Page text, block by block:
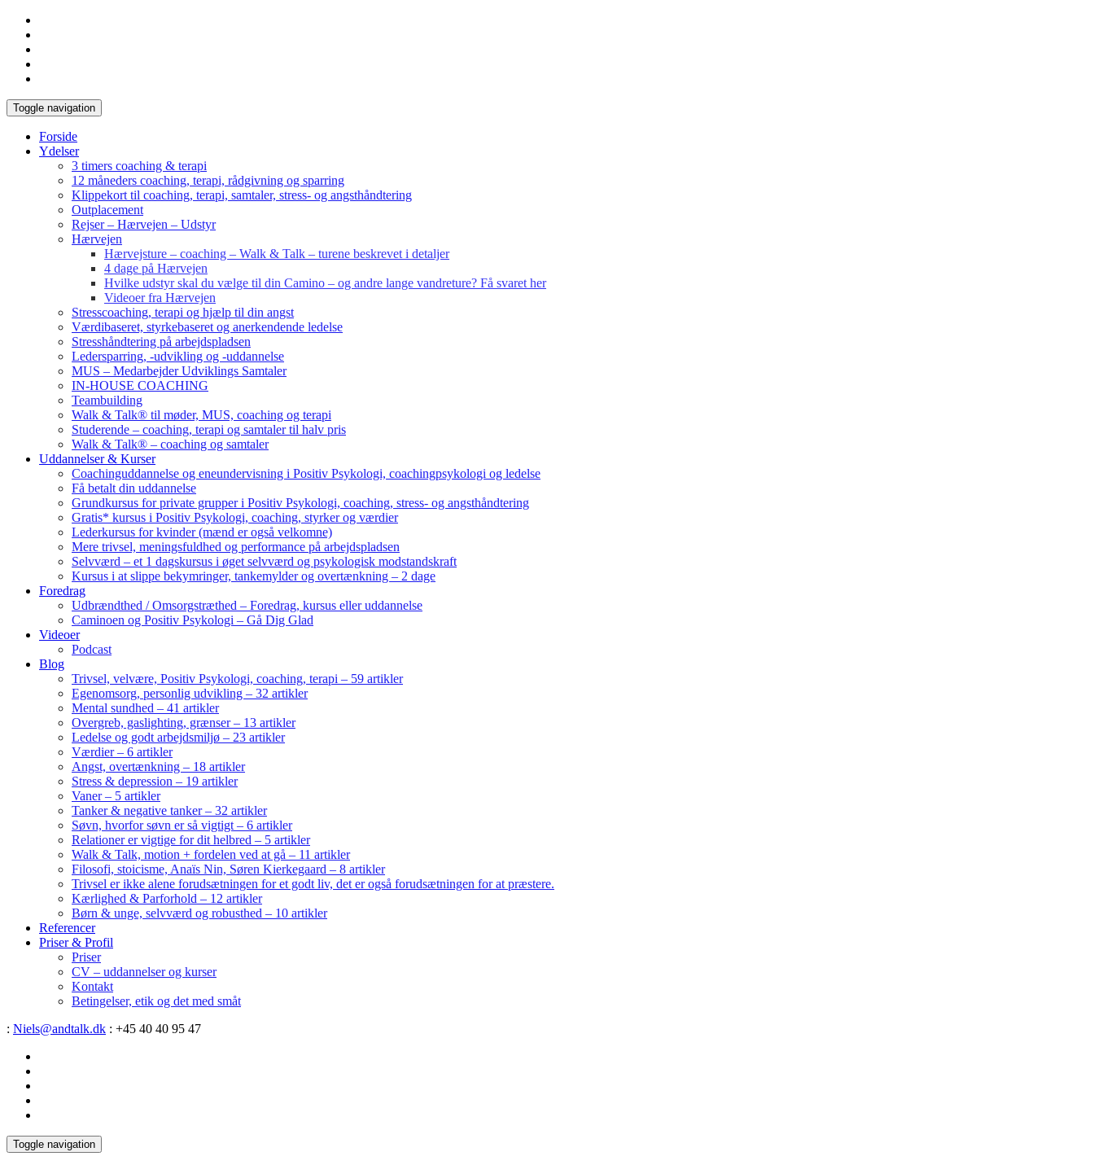
Toggle navigation
Forside
Ydelser
3 timers coaching & terapi
12 måneders coaching, terapi, rådgivning og sparring
Klippekort til coaching, terapi, samtaler, stress- og angsthåndtering
Outplacement
Rejser – Hærvejen – Udstyr
Hærvejen
Hærvejsture – coaching – Walk & Talk – turene beskrevet i detaljer
4 dage på Hærvejen
Hvilke udstyr skal du vælge til din Camino – og andre lange vandreture? Få svaret her
Videoer fra Hærvejen
Stresscoaching, terapi og hjælp til din angst
Værdibaseret, styrkebaseret og anerkendende ledelse
Stresshåndtering på arbejdspladsen
Ledersparring, -udvikling og -uddannelse
MUS – Medarbejder Udviklings Samtaler
IN-HOUSE COACHING
Teambuilding
Walk & Talk® til møder, MUS, coaching og terapi
Studerende – coaching, terapi og samtaler til halv pris
Walk & Talk® – coaching og samtaler
Uddannelser & Kurser
Coachinguddannelse og eneundervisning i Positiv Psykologi, coachingpsykologi og ledelse
Få betalt din uddannelse
Grundkursus for private grupper i Positiv Psykologi, coaching, stress- og angsthåndtering
Gratis* kursus i Positiv Psykologi, coaching, styrker og værdier
Lederkursus for kvinder (mænd er også velkomne)
Mere trivsel, meningsfuldhed og performance på arbejdspladsen
Selvværd – et 1 dagskursus i øget selvværd og psykologisk modstandskraft
Kursus i at slippe bekymringer, tankemylder og overtænkning – 2 dage
Foredrag
Udbrændthed / Omsorgstræthed – Foredrag, kursus eller uddannelse
Caminoen og Positiv Psykologi – Gå Dig Glad
Videoer
Podcast
Blog
Trivsel, velvære, Positiv Psykologi, coaching, terapi – 59 artikler
Egenomsorg, personlig udvikling – 32 artikler
Mental sundhed – 41 artikler
Overgreb, gaslighting, grænser – 13 artikler
Ledelse og godt arbejdsmiljø – 23 artikler
Værdier – 6 artikler
Angst, overtænkning – 18 artikler
Stress & depression – 19 artikler
Vaner – 5 artikler
Tanker & negative tanker – 32 artikler
Søvn, hvorfor søvn er så vigtigt – 6 artikler
Relationer er vigtige for dit helbred – 5 artikler
Walk & Talk, motion + fordelen ved at gå – 11 artikler
Filosofi, stoicisme, Anaïs Nin, Søren Kierkegaard – 8 artikler
Trivsel er ikke alene forudsætningen for et godt liv, det er også forudsætningen for at præstere.
Kærlighed & Parforhold – 12 artikler
Børn & unge, selvværd og robusthed – 10 artikler
Referencer
Priser & Profil
Priser
CV – uddannelser og kurser
Kontakt
Betingelser, etik og det med småt
: Niels@andtalk.dk : +45 40 40 95 47
Toggle navigation